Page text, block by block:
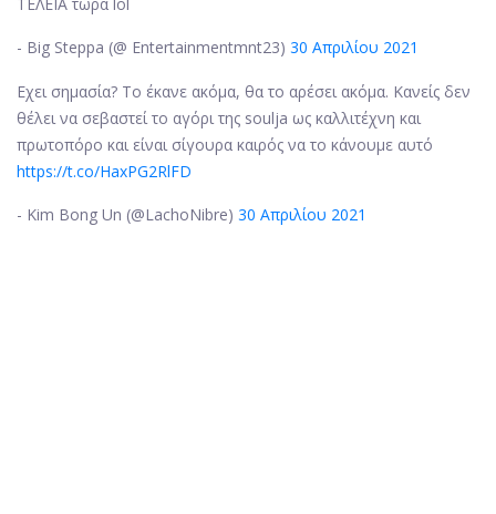
- Big Steppa (@ Entertainmentmnt23) 30 Απριλίου 2021
Εχει σημασία? Το έκανε ακόμα, θα το αρέσει ακόμα. Κανείς δεν
θέλει να σεβαστεί το αγόρι της soulja ως καλλιτέχνη και
πρωτοπόρο και είναι σίγουρα καιρός να το κάνουμε αυτό
https://t.co/HaxPG2RlFD
- Kim Bong Un (@LachoNibre) 30 Απριλίου 2021